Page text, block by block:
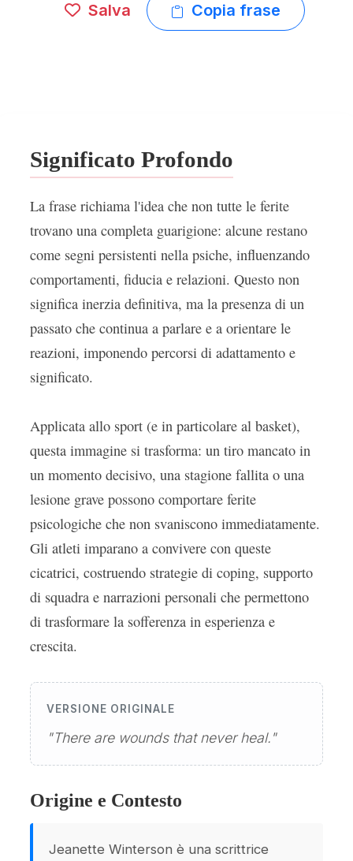
Salva Copia frase
Significato Profondo
La frase richiama l'idea che non tutte le ferite
trovano una completa guarigione: alcune restano
come segni persistenti nella psiche, influenzando
comportamenti, fiducia e relazioni. Questo non
significa inerzia definitiva, ma la presenza di un
passato che continua a parlare e a orientare le
reazioni, imponendo percorsi di adattamento e
significato.
Applicata allo sport (e in particolare al basket),
questa immagine si trasforma: un tiro mancato in
un momento decisivo, una stagione fallita o una
lesione grave possono comportare ferite
psicologiche che non svaniscono immediatamente.
Gli atleti imparano a convivere con queste
cicatrici, costruendo strategie di coping, supporto
di squadra e narrazioni personali che permettono
di trasformare la sofferenza in esperienza e
crescita.
VERSIONE ORIGINALE
"There are wounds that never heal."
Origine e Contesto
Jeanette Winterson è una scrittrice